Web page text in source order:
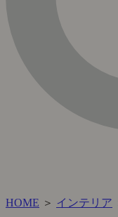
HOME ＞ インテリア